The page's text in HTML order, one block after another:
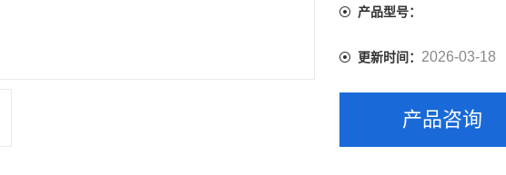
产品型号：
更新时间： 2026-03-18
产品咨询